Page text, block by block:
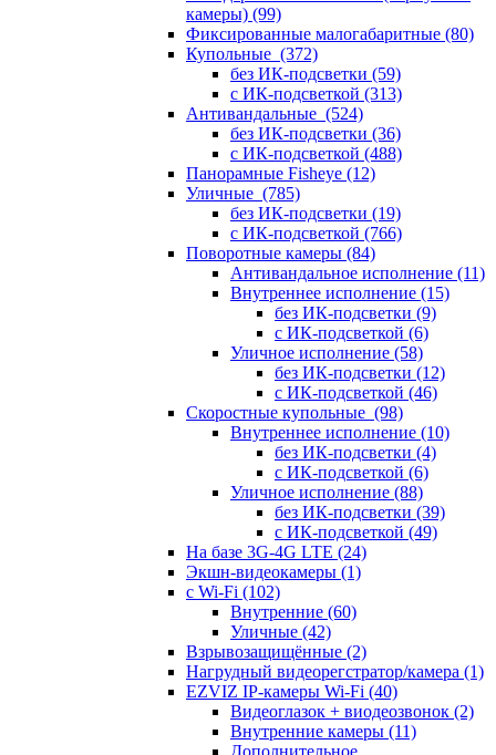
камеры) (99)
Фиксированные малогабаритные (80)
Купольные (372)
без ИК-подсветки (59)
с ИК-подсветкой (313)
Антивандальные (524)
без ИК-подсветки (36)
с ИК-подсветкой (488)
Панорамные Fisheye (12)
Уличные (785)
без ИК-подсветки (19)
с ИК-подсветкой (766)
Поворотные камеры (84)
Антивандальное исполнение (11)
Внутреннее исполнение (15)
без ИК-подсветки (9)
с ИК-подсветкой (6)
Уличное исполнение (58)
без ИК-подсветки (12)
с ИК-подсветкой (46)
Скоростные купольные (98)
Внутреннее исполнение (10)
без ИК-подсветки (4)
с ИК-подсветкой (6)
Уличное исполнение (88)
без ИК-подсветки (39)
с ИК-подсветкой (49)
На базе 3G-4G LTE (24)
Экшн-видеокамеры (1)
с Wi-Fi (102)
Внутренние (60)
Уличные (42)
Взрывозащищённые (2)
Нагрудный видеорегстратор/камера (1)
EZVIZ IP-камеры Wi-Fi (40)
Видеоглазок + виодеозвонок (2)
Внутренние камеры (11)
Дополнительное